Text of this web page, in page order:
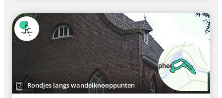
Rondjes langs wandelknooppunten